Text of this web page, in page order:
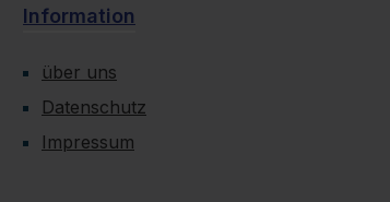
Information
über uns
Datenschutz
Impressum